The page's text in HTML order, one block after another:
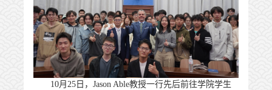
10月25日，Jason Able教授一行先后前往学院学生